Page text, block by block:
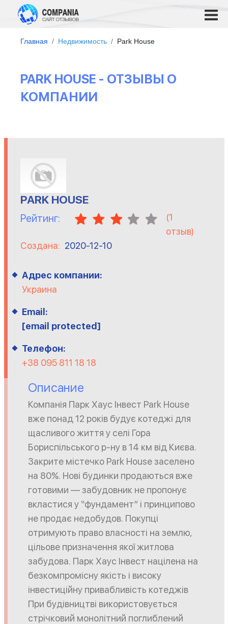
Главная Недвижимость Park House
PARK HOUSE - ОТЗЫВЫ О
КОМПАНИИ
PARK HOUSE
Рейтинг: (1
отзыв)
Создана: 2020-12-10
Адрес компании:
Украина
Email:
[email protected]
Телефон:
+38 095 811 18 18
Описание
Компанія Парк Хаус Інвест Park House
вже понад 12 років будує котеджі для
щасливого життя у селі Гора
Бориспільського р-ну в 14 км від Києва.
Закрите містечко Park House заселено
на 80%. Нові будинки продаються вже
готовими — забудовник не пропонує
вкластися у “фундамент” і принципово
не продає недобудов. Покупці
отримують право власності на землю,
цільове призначення якої житлова
забудова. Парк Хаус Інвест націлена на
безкомпромісну якість і високу
інвестиційну привабливість котеджів
При будівництві використовується
стрічковий монолітний поглиблений